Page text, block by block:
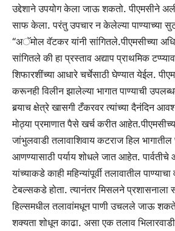
उद्देशाने उपयोग केला जाऊ शकतो. पीएमसीने
साफ केला. परंतु उपचार न केलेल्या
“अॅमोल वॅटकर यांनी सांगितले.पीएमसीच्या
सांगितले की हा प्रस्ताव अद्याप प्राथमिक
शिफारशींच्या आधारे चर्चेसाठी घेण्यात येईल.
करूनही विलीन झालेल्या भागात पाण्याची
बर्‍याच क्षेत्रे खासगी टँकरवर त्यांच्या दैनंदिन
मोठ्या प्रमाणात पैसे खर्च करीत आहेत.
जांभुलवाडी तलावाशिवाय कटराज हिल भागातील
आणण्यासाठी पर्याय शोधले जात आहेत. पार्वतीचे
यांच्याकडे काही महिन्यांपूर्वी तलावातील
टेबल्सकडे होता. त्यानंतर मिसलने प्रशासनाला
हिल्समधील तलावांमधून पाणी उचलले जाऊ शकते
शक्यता शोधून काढा. असा एक तलाव